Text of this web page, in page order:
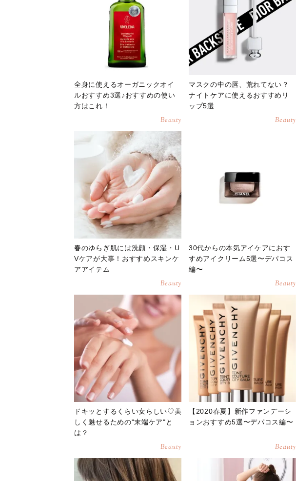
全身に使えるオーガニックオイ
ルおすすめ3選♪おすすめの使い
方はこれ！
Beauty
マスクの中の唇、荒れてない？
ナイトケアに使えるおすすめリ
ップ5選
Beauty
春のゆらぎ肌には洗顔・保湿・U
Vケアが大事！おすすめスキンケ
アアイテム
Beauty
30代からの本気アイケアにおす
すめアイクリーム5選〜デパコス
編〜
Beauty
ドキッとするくらい女らしい♡美
しく魅せるための"末端ケア"と
は？
Beauty
【2020春夏】新作ファンデーシ
ョンおすすめ5選〜デパコス編〜
Beauty